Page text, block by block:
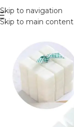
Skip to navigation
Skip to main content